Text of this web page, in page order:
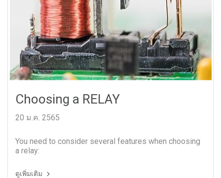
Choosing a RELAY
20 ม.ค. 2565
You need to consider several features when choosing
a relay:
ดูเพิ่มเติม